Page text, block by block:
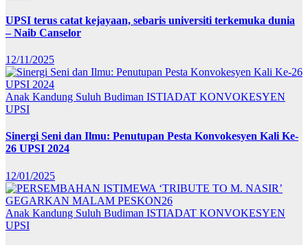
UPSI terus catat kejayaan, sebaris universiti terkemuka dunia
– Naib Canselor
12/11/2025
Anak Kandung Suluh Budiman ISTIADAT KONVOKESYEN
UPSI
Sinergi Seni dan Ilmu: Penutupan Pesta Konvokesyen Kali Ke-
26 UPSI 2024
12/01/2025
Anak Kandung Suluh Budiman ISTIADAT KONVOKESYEN
UPSI